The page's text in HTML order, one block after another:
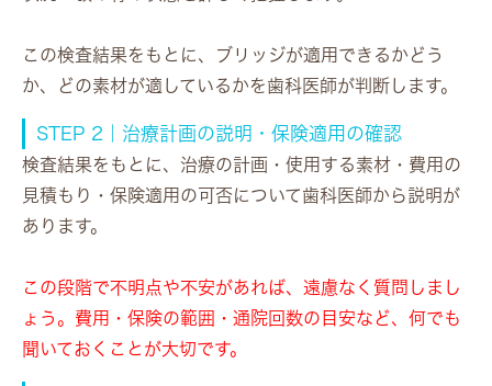
この検査結果をもとに、ブリッジが適用できるかどう
か、どの素材が適しているかを歯科医師が判断します。
STEP 2｜治療計画の説明・保険適用の確認
検査結果をもとに、治療の計画・使用する素材・費用の
見積もり・保険適用の可否について歯科医師から説明が
あります。
この段階で不明点や不安があれば、遠慮なく質問しまし
ょう。費用・保険の範囲・通院回数の目安など、何でも
聞いておくことが大切です。